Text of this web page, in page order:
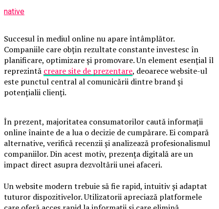
native
Succesul în mediul online nu apare întâmplător.
Companiile care obțin rezultate constante investesc în
planificare, optimizare și promovare. Un element esențial îl
reprezintă creare site de prezentare, deoarece website-ul
este punctul central al comunicării dintre brand și
potențialii clienți.
În prezent, majoritatea consumatorilor caută informații
online înainte de a lua o decizie de cumpărare. Ei compară
alternative, verifică recenzii și analizează profesionalismul
companiilor. Din acest motiv, prezența digitală are un
impact direct asupra dezvoltării unei afaceri.
Un website modern trebuie să fie rapid, intuitiv și adaptat
tuturor dispozitivelor. Utilizatorii apreciază platformele